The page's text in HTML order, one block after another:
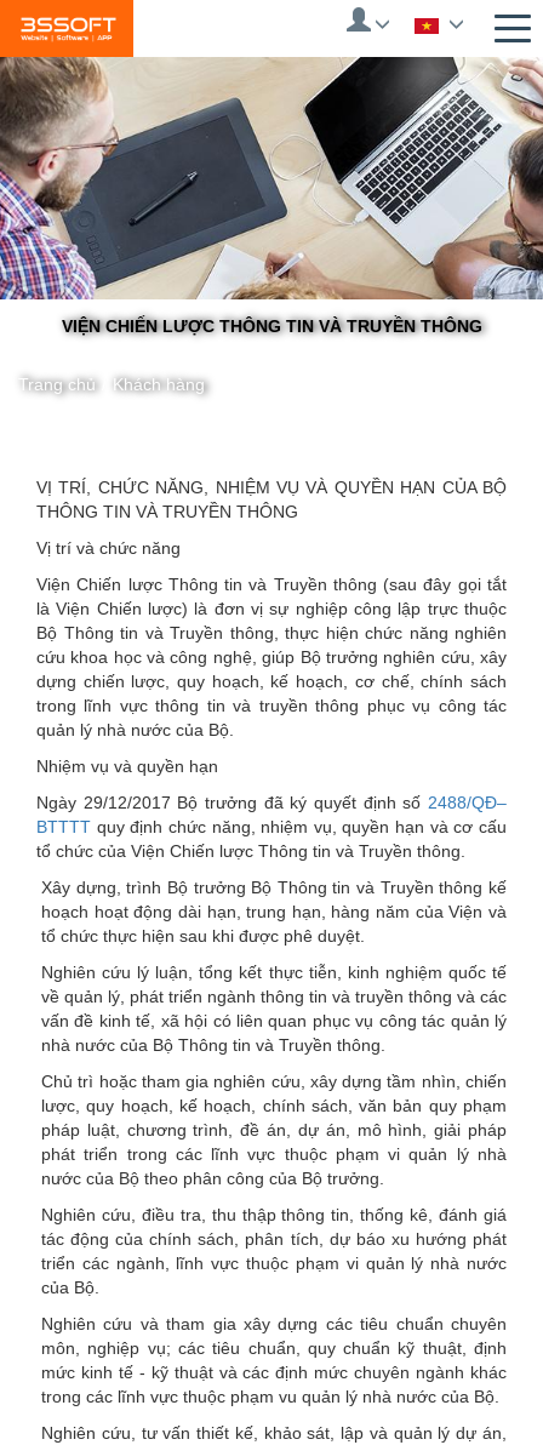
main
content
VIỆN CHIẾN LƯỢC THÔNG TIN VÀ TRUYỀN THÔNG
Trang chủ Khách hàng
You
are
here
VỊ TRÍ, CHỨC NĂNG, NHIỆM VỤ VÀ QUYỀN HẠN CỦA BỘ
THÔNG TIN VÀ TRUYỀN THÔNG
Vị trí và chức năng
Viện Chiến lược Thông tin và Truyền thông (sau đây gọi tắt
là Viện Chiến lược) là đơn vị sự nghiệp công lập trực thuộc
Bộ Thông tin và Truyền thông, thực hiện chức năng nghiên
cứu khoa học và công nghệ, giúp Bộ trưởng nghiên cứu, xây
dựng chiến lược, quy hoạch, kế hoạch, cơ chế, chính sách
trong lĩnh vực thông tin và truyền thông phục vụ công tác
quản lý nhà nước của Bộ.
Nhiệm vụ và quyền hạn
Ngày 29/12/2017 Bộ trưởng đã ký quyết định số 2488/QĐ–
BTTTT quy định chức năng, nhiệm vụ, quyền hạn và cơ cấu
tổ chức của Viện Chiến lược Thông tin và Truyền thông.
Xây dựng, trình Bộ trưởng Bộ Thông tin và Truyền thông kế
hoạch hoạt động dài hạn, trung hạn, hàng năm của Viện và
tổ chức thực hiện sau khi được phê duyệt.
Nghiên cứu lý luận, tổng kết thực tiễn, kinh nghiệm quốc tế
về quản lý, phát triển ngành thông tin và truyền thông và các
vấn đề kinh tế, xã hội có liên quan phục vụ công tác quản lý
nhà nước của Bộ Thông tin và Truyền thông.
Chủ trì hoặc tham gia nghiên cứu, xây dựng tầm nhìn, chiến
lược, quy hoạch, kế hoạch, chính sách, văn bản quy phạm
pháp luật, chương trình, đề án, dự án, mô hình, giải pháp
phát triển trong các lĩnh vực thuộc phạm vi quản lý nhà
nước của Bộ theo phân công của Bộ trưởng.
Nghiên cứu, điều tra, thu thập thông tin, thống kê, đánh giá
tác động của chính sách, phân tích, dự báo xu hướng phát
triển các ngành, lĩnh vực thuộc phạm vi quản lý nhà nước
của Bộ.
Nghiên cứu và tham gia xây dựng các tiêu chuẩn chuyên
môn, nghiệp vụ; các tiêu chuẩn, quy chuẩn kỹ thuật, định
mức kinh tế - kỹ thuật và các định mức chuyên ngành khác
trong các lĩnh vực thuộc phạm vu quản lý nhà nước của Bộ.
Nghiên cứu, tư vấn thiết kế, khảo sát, lập và quản lý dự án,